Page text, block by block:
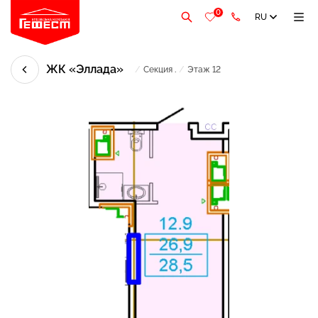
0 RU
ЖК «Эллада» / Секция . / Этаж 12